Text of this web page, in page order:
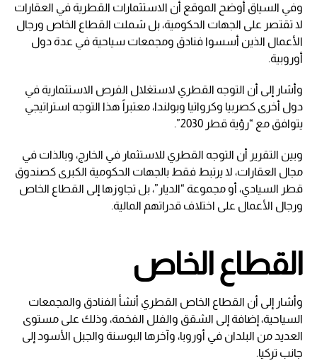
وفي السياق أوضح الموقع أن الاستثمارات القطرية في العقارات
لا تقتصر على الجهات الحكومية، بل شملت القطاع الخاص ورجال
الأعمال الذين أسسوا فنادق ومجمعات سياحية في عدة دول
أوروبية.
وأشار إلى أن التوجه القطري لاستغلال الفرص الاستثمارية في
دول أخرى كصربيا وكرواتيا وبولندا، معتبراً هذا التوجه استراتيجي
يتوافق مع “رؤية قطر 2030”.
وبين التقرير أن التوجه القطري للاستثمار في الخارج، وبالذات في
مجال العقارات، لا يرتبط فقط بالجهات الحكومية الكبرى كصندوق
قطر السيادي، أو مجموعة “الديار”، بل تجاوزها إلى القطاع الخاص
ورجال الأعمال على اختلاف قدراتهم المالية.
القطاع الخاص
وأشار إلى أن القطاع الخاص القطري أنشأ الفنادق والمجمعات
السياحية، إضافة إلى الشقق والفلل الفخمة، وذلك على مستوى
العديد من البلدان في أوروبا، وآخرها البوسنة والجبل الأسود إلى
جانب تركيا.